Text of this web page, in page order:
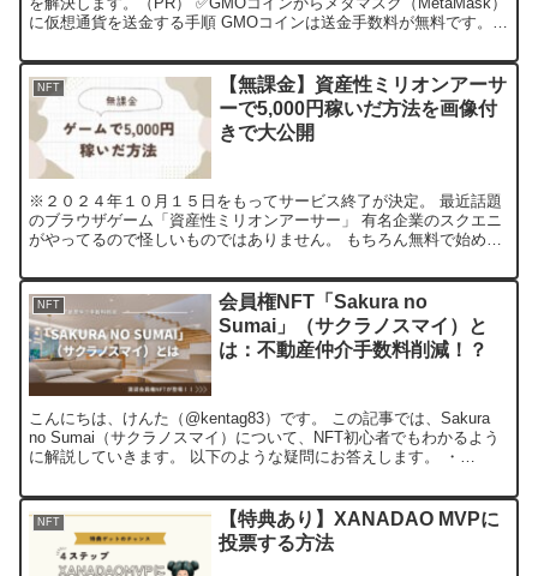
に仮想通貨を送金する手順 GMOコインは送金手数料が無料です。
NFT
【無課金】資産性ミリオンアーサ
ーで5,000円稼いだ方法を画像付
きで大公開
※２０２４年１０月１５日をもってサービス終了が決定。 最近話題
のブラウザゲーム「資産性ミリオンアーサー」 有名企業のスクエニ
がやってるので怪しいものではありません。 もちろん無料で始めら
NFT
会員権NFT「Sakura no
Sumai」（サクラノスマイ）と
は：不動産仲介手数料削減！？
こんにちは、けんた（@kentag83）です。 この記事では、Sakura
no Sumai（サクラノスマイ）について、NFT初心者でもわかるよう
に解説していきます。 以下のような疑問にお答えします。 ・
NFT
【特典あり】XANADAO MVPに
投票する方法